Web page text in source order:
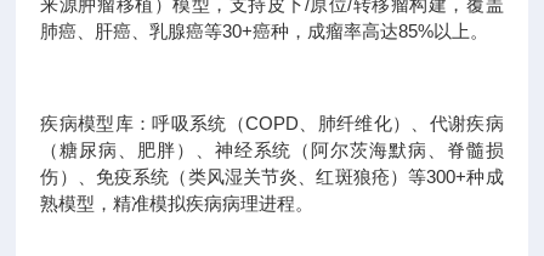
来源肿瘤移植）模型，支持皮下/原位/转移瘤构建，覆盖
肺癌、肝癌、乳腺癌等30+癌种，成瘤率高达85%以上。
疾病模型库：呼吸系统（COPD、肺纤维化）、代谢疾病
（糖尿病、肥胖）、神经系统（阿尔茨海默病、脊髓损
伤）、免疫系统（类风湿关节炎、红斑狼疮）等300+种成
熟模型，精准模拟疾病病理进程。